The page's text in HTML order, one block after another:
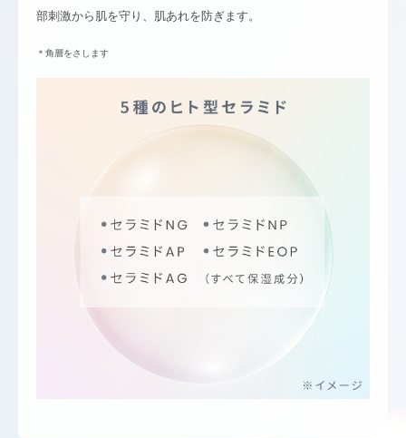
部刺激から肌を守り、肌あれを防ぎます。
＊角層をさします